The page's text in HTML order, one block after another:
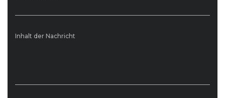
Inhalt der Nachricht